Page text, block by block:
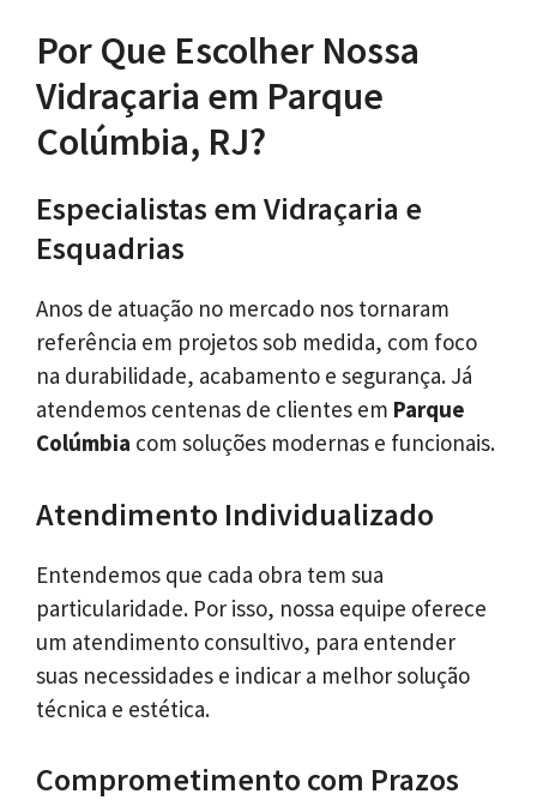
Por Que Escolher Nossa
Vidraçaria em Parque
Colúmbia, RJ?
Especialistas em Vidraçaria e
Esquadrias
Anos de atuação no mercado nos tornaram
referência em projetos sob medida, com foco
na durabilidade, acabamento e segurança. Já
atendemos centenas de clientes em Parque
Colúmbia com soluções modernas e funcionais.
Atendimento Individualizado
Entendemos que cada obra tem sua
particularidade. Por isso, nossa equipe oferece
um atendimento consultivo, para entender
suas necessidades e indicar a melhor solução
técnica e estética.
Comprometimento com Prazos